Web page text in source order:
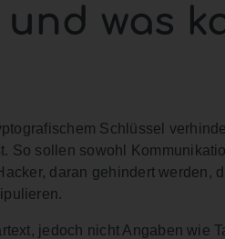
was
Schlüssel
So sollen sowohl
daran gehindert werden,
jedoch nicht Angaben wie